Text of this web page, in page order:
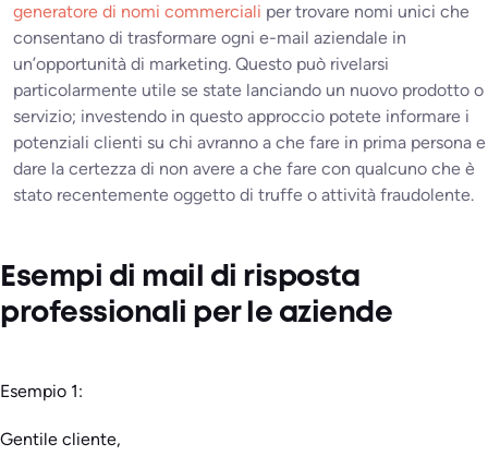
generatore di nomi commerciali per trovare nomi unici che
consentano di trasformare ogni e-mail aziendale in
un’opportunità di marketing. Questo può rivelarsi
particolarmente utile se state lanciando un nuovo prodotto o
servizio; investendo in questo approccio potete informare i
potenziali clienti su chi avranno a che fare in prima persona e
dare la certezza di non avere a che fare con qualcuno che è
stato recentemente oggetto di truffe o attività fraudolente.
Esempi di mail di risposta
professionali per le aziende
Esempio 1:
Gentile cliente,